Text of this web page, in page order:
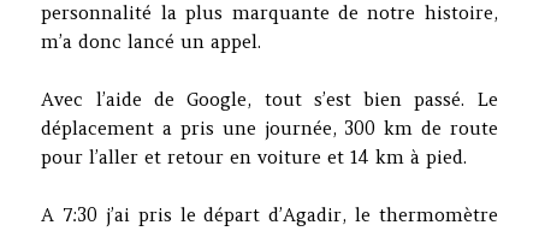
personnalité la plus marquante de notre histoire,
m’a donc lancé un appel.
Avec l’aide de Google, tout s’est bien passé. Le
déplacement a pris une journée, 300 km de route
pour l’aller et retour en voiture et 14 km à pied.
A 7:30 j’ai pris le départ d’Agadir, le thermomètre